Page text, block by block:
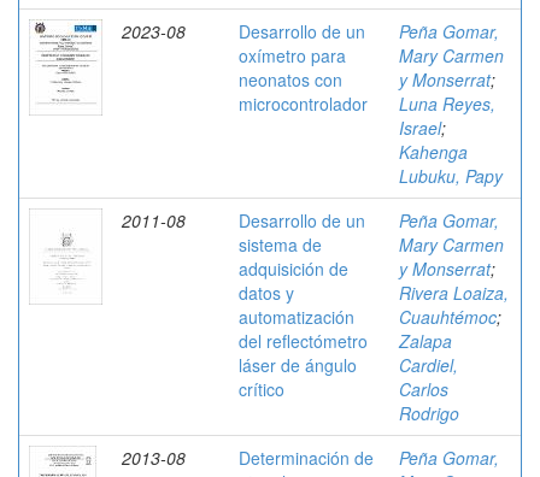
2023-08
Desarrollo de un
oxímetro para
neonatos con
microcontrolador
Peña Gomar,
Mary Carmen
y Monserrat;
Luna Reyes,
Israel;
Kahenga
Lubuku, Papy
2011-08
Desarrollo de un
sistema de
adquisición de
datos y
automatización
del reflectómetro
láser de ángulo
crítico
Peña Gomar,
Mary Carmen
y Monserrat;
Rivera Loaiza,
Cuauhtémoc;
Zalapa
Cardiel,
Carlos
Rodrigo
2013-08
Determinación de
Peña Gomar,